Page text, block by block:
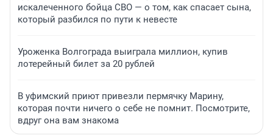
искалеченного бойца СВО — о том, как спасает сына,
который разбился по пути к невесте
Уроженка Волгограда выиграла миллион, купив
лотерейный билет за 20 рублей
В уфимский приют привезли пермячку Марину,
которая почти ничего о себе не помнит. Посмотрите,
вдруг она вам знакома